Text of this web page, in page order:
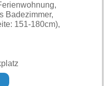
Badezimmer,
151-180cm),